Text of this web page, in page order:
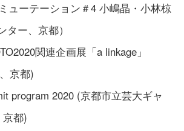
ーテーション＃4 小嶋晶・小林椋
ター、京都）
関連企画展「a linkage」
京都)
2020 (京都市立芸大ギャ
京都)